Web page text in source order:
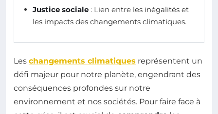
Justice sociale : Lien entre les inégalités et
les impacts des changements climatiques.
Les changements climatiques représentent un
défi majeur pour notre planète, engendrant des
conséquences profondes sur notre
environnement et nos sociétés. Pour faire face à